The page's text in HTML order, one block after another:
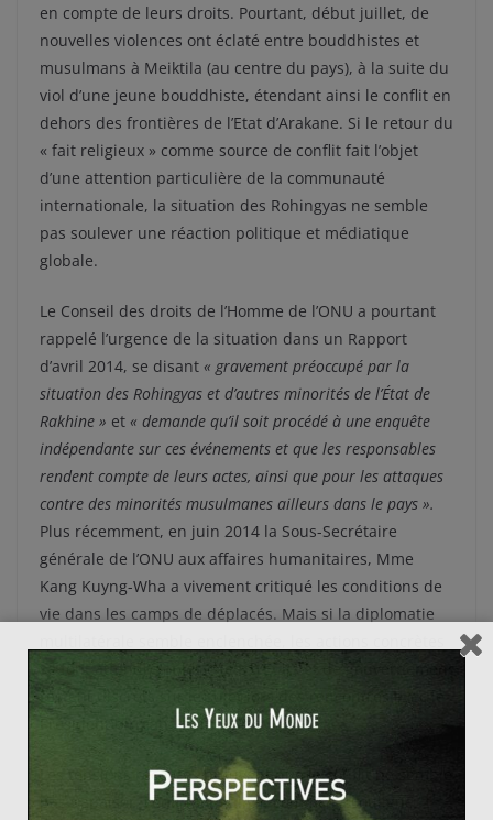
en compte de leurs droits. Pourtant, début juillet, de
nouvelles violences ont éclaté entre bouddhistes et
musulmans à Meiktila (au centre du pays), à la suite du
viol d’une jeune bouddhiste, étendant ainsi le conflit en
dehors des frontières de l’Etat d’Arakane. Si le retour du
« fait religieux » comme source de conflit fait l’objet
d’une attention particulière de la communauté
internationale, la situation des Rohingyas ne semble
pas soulever une réaction politique et médiatique
globale.
Le Conseil des droits de l’Homme de l’ONU a pourtant
rappelé l’urgence de la situation dans un Rapport
d’avril 2014, se disant « gravement préoccupé par la
situation des Rohingyas et d’autres minorités de l’État de
Rakhine » et « demande qu’il soit procédé à une enquête
indépendante sur ces événements et que les responsables
rendent compte de leurs actes, ainsi que pour les attaques
contre des minorités musulmanes ailleurs dans le pays ».
Plus récemment, en juin 2014 la Sous-Secrétaire
générale de l’ONU aux affaires humanitaires, Mme
Kang Kuyng-Wha a vivement critiqué les conditions de
vie dans les camps de déplacés. Mais si la diplomatie
se font attendre et les chefs d’Etats et de gouvernement
restent discrets sur le sujet lors des rencontres avec le
Président birman Thein Sein.
Les tensions récentes prouvent que le conflit ne semble
pas s’apaiser, confirmant ainsi, comme l’a souligné